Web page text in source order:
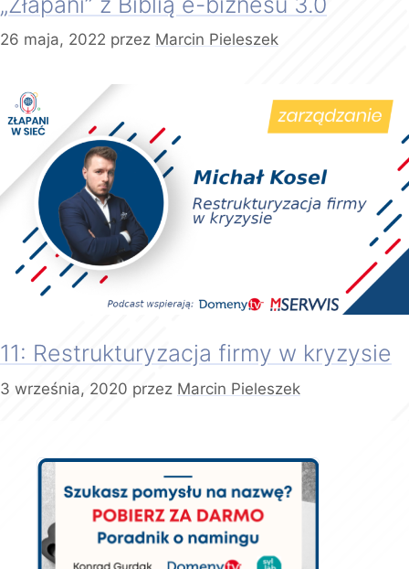
26 maja, 2022 przez Marcin Pieleszek
11: Restrukturyzacja firmy w kryzysie
3 września, 2020 przez Marcin Pieleszek